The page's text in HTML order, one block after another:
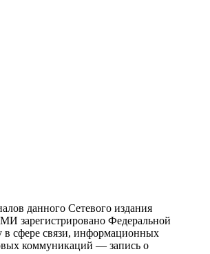
данного Сетевого издания
зарегистрировано Федеральной
в сфере связи, информационных
коммуникаций — запись о